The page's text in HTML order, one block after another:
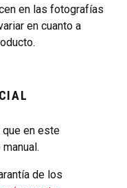
en las fotografías
en cuanto a
en este
de los